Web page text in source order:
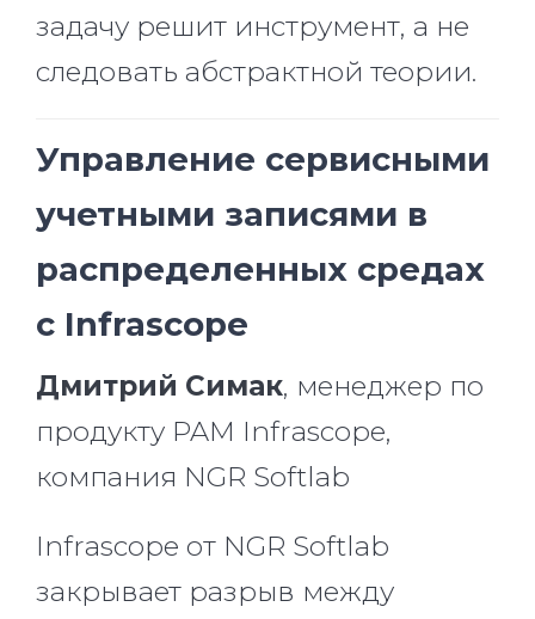
задачу решит инструмент, а не
следовать абстрактной теории.
Управление сервисными
учетными записями в
распределенных средах
с Infrascope
Дмитрий Симак, менеджер по
продукту PAM Infrascope,
компания NGR Softlab
Infrascope от NGR Softlab
закрывает разрыв между